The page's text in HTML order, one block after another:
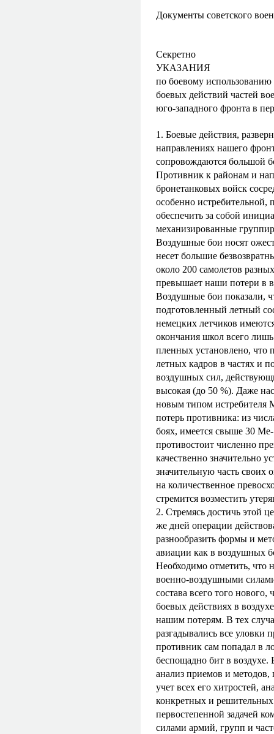
Документы советского
Секретно
УКАЗАНИЯ
по боевому
боевых действий частей
юго-западного фронта в
1. Боевые действия,
направлениях нашего
сопровождаются большой
Противник к районам и
бронетанковых войск
особенно истребительной,
обеспечить за собой
механизированные
Воздушные бои носят
несет большие
около 200 самолетов
превышает наши потери в
Воздушные бои показали,
подготовленный летный
немецких летчиков
окончания школ всего
пленных установлено, что
летных кадров в частях и
воздушных сил,
высокая (до 50 %). Даже
новым типом истребителя
потерь противника: из
боях, имеется свыше 30
противостоит численно
качественно значительно
значительную часть своих
на количественное
стремится возместить
2. Стремясь достичь этой
же дней операции
разнообразить формы и
авиации как в воздушных
Необходимо отметить, что
военно-воздушными
состава всего того
боевых действиях в
нашим потерям. В тех
разгадывались все уловки
противник сам попадал в
беспощадно бит в воздухе.
анализ приемов и
учет всех его хитростей,
конкретных и решительных
первостепенной задачей
силами армий, групп и